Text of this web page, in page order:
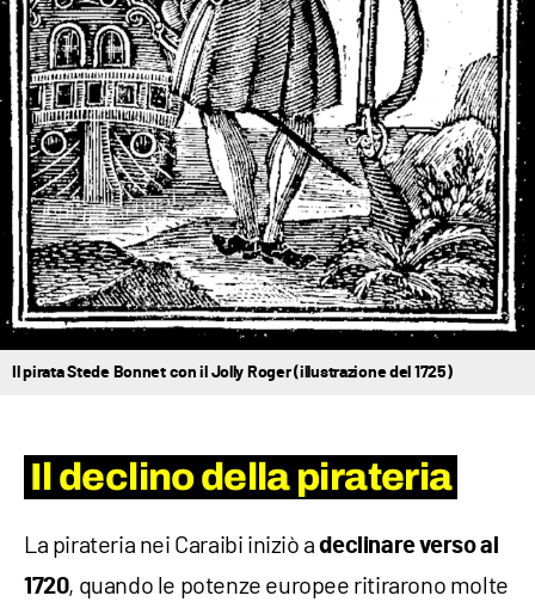
Il pirata Stede Bonnet con il Jolly Roger (illustrazione del 1725)
Il declino della pirateria
La pirateria nei Caraibi iniziò adeclinare verso al
1720, quando le potenze europee ritirarono molte